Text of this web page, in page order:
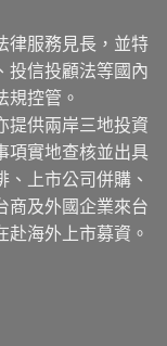
律服務見長，並特
投信投顧法等國內
規控管。
提供兩岸三地投資
項實地查核並出具
上市公司併購、
商及外國企業來台
赴海外上市募資。